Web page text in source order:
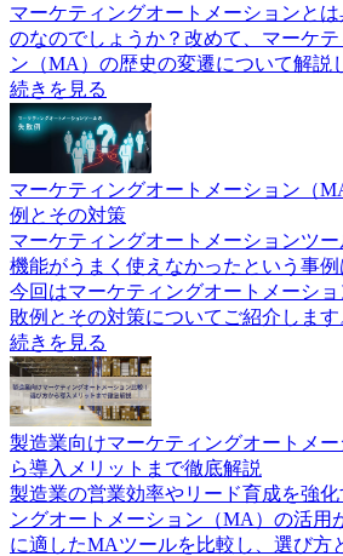
マーケティングオートメーションと
のなのでしょうか？改めて、マーケ
ン（MA）の歴史の変遷について解説
続きを見る
マーケティングオートメーション（
例とその対策
マーケティングオートメーションツー
機能がうまく使えなかったという事例
今回はマーケティングオートメーシ
敗例とその対策についてご紹介します
続きを見る
製造業向けマーケティングオートメ
ら導入メリットまで徹底解説
製造業の営業効率やリード育成を強
ングオートメーション（MA）の活用
に適したMAツールを比較し、選び方